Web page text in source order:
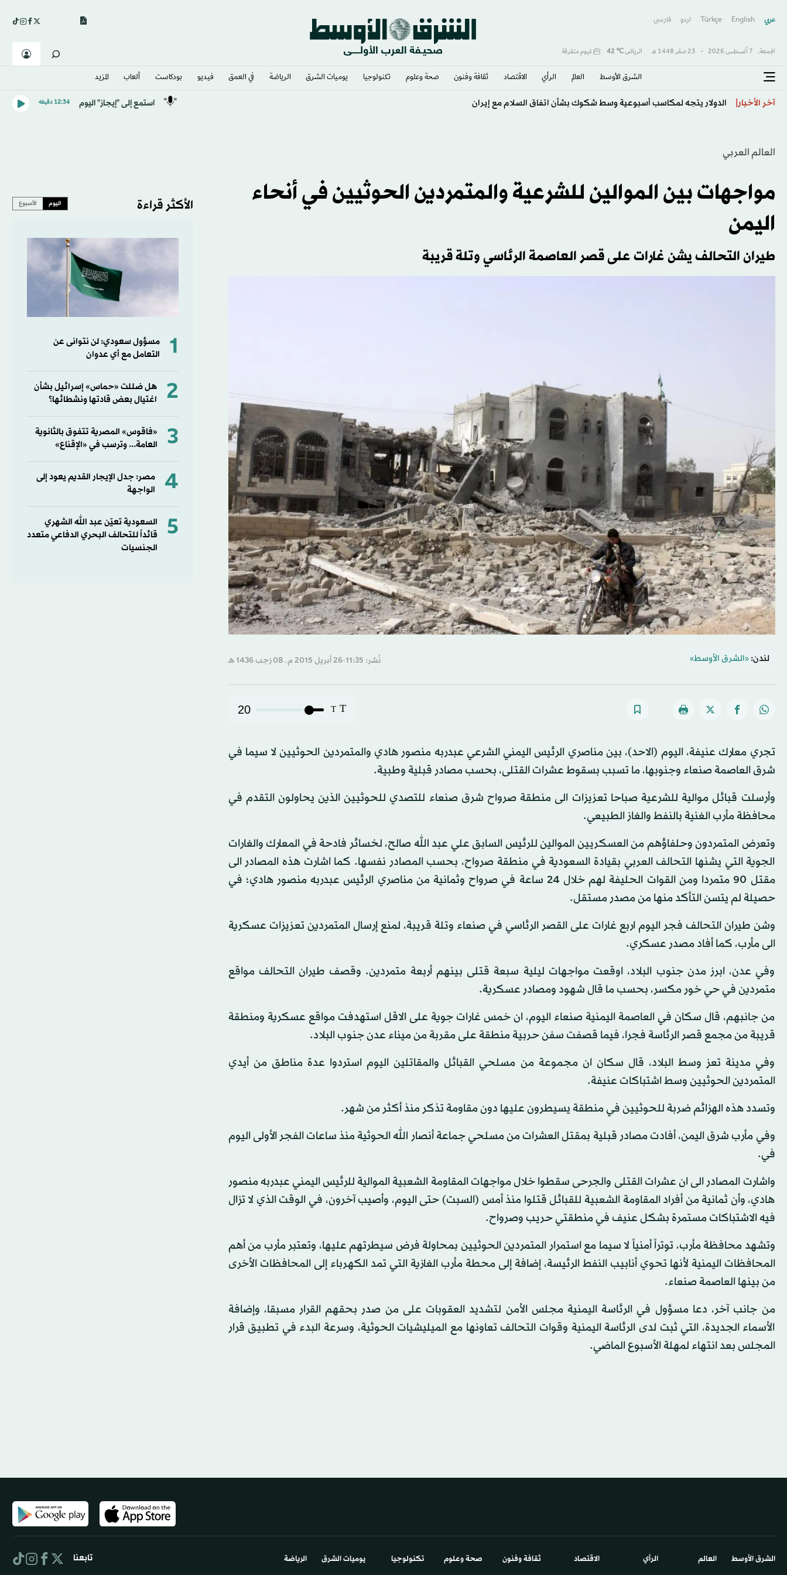
عربي English
Türkçe اردو فارسى
الجمعة, 7 أغسطس 2026 - 23 صفَر 1448 هـ الرياض℃
42 غيوم متفرقة
الشرق الأوسط​ العالم الرأي الاقتصاد ثقافة وفنون صحة وعلوم تكنولوجيا يوميات الشرق​ الرياضة في العمق فيديو بودكاست ألعاب المزيد
آخر الأخبار
الذكاء الاصطناعي يبتكر فيروسات جديدة... إنجاز علمي يثير مخاوف أمنية
استمع إلى "إيجاز" اليوم 12:34 دقيقه
العالم العربي
مواجهات بين الموالين للشرعية والمتمردين الحوثيين في أنحاء
اليمن
طيران التحالف يشن غارات على قصر العاصمة الرئاسي وتلة قريبة
لندن: «الشرق الأوسط» نُشر: 11:35-26 أبريل 2015 م ـ 08 رَجب 1436 هـ
T
T
20
تجري معارك عنيفة، اليوم (الاحد)، بين مناصري الرئيس اليمني الشرعي عبدربه منصور هادي والمتمردين الحوثيين لا سيما في
شرق العاصمة صنعاء وجنوبها، ما تسبب بسقوط عشرات القتلى، بحسب مصادر قبلية وطبية.
وأرسلت قبائل موالية للشرعية صباحا تعزيزات الى منطقة صرواح شرق صنعاء للتصدي للحوثيين الذين يحاولون التقدم في
محافظة مأرب الغنية بالنفط والغاز الطبيعي.
وتعرض المتمردون وحلفاؤهم من العسكريين الموالين للرئيس السابق علي عبد الله صالح، لخسائر فادحة في المعارك والغارات
الجوية التي يشنها التحالف العربي بقيادة السعودية في منطقة صرواح، بحسب المصادر نفسها. كما اشارت هذه المصادر الى
مقتل 90 متمردا ومن القوات الحليفة لهم خلال 24 ساعة في صرواح وثمانية من مناصري الرئيس عبدربه منصور هادي؛ في
حصيلة لم يتسن التأكد منها من مصدر مستقل.
وشن طيران التحالف فجر اليوم اربع غارات على القصر الرئاسي في صنعاء وتلة قريبة، لمنع إرسال المتمردين تعزيزات عسكرية
الى مأرب، كما أفاد مصدر عسكري.
وفي عدن، ابرز مدن جنوب البلاد، اوقعت مواجهات ليلية سبعة قتلى بينهم أربعة متمردين. وقصف طيران التحالف مواقع
متمردين في حي خور مكسر، بحسب ما قال شهود ومصادر عسكرية.
من جانبهم، قال سكان في العاصمة اليمنية صنعاء اليوم، ان خمس غارات جوية على الاقل استهدفت مواقع عسكرية ومنطقة
قريبة من مجمع قصر الرئاسة فجرا، فيما قصفت سفن حربية منطقة على مقربة من ميناء عدن جنوب البلاد.
وفي مدينة تعز وسط البلاد، قال سكان ان مجموعة من مسلحي القبائل والمقاتلين اليوم استردوا عدة مناطق من أيدي
المتمردين الحوثيين وسط اشتباكات عنيفة.
وتسدد هذه الهزائم ضربة للحوثيين في منطقة يسيطرون عليها دون مقاومة تذكر منذ أكثر من شهر.
وفي مأرب شرق اليمن، أفادت مصادر قبلية بمقتل العشرات من مسلحي جماعة أنصار الله الحوثية منذ ساعات الفجر الأولى اليوم
في.
واشارت المصادر الى ان عشرات القتلى والجرحى سقطوا خلال مواجهات المقاومة الشعبية الموالية للرئيس اليمني عبدربه منصور
هادي، وأن ثمانية من أفراد المقاومة الشعبية للقبائل قتلوا منذ أمس (السبت) حتى اليوم، وأصيب آخرون، في الوقت الذي لا تزال
فيه الاشتباكات مستمرة بشكل عنيف في منطقتي حريب وصرواح.
وتشهد محافظة مأرب، توتراً أمنياً لا سيما مع استمرار المتمردين الحوثيين بمحاولة فرض سيطرتهم عليها، وتعتبر مأرب من أهم
المحافظات اليمنية لأنها تحوي أنابيب النفط الرئيسة، إضافة إلى محطة مأرب الغازية التي تمد الكهرباء إلى المحافظات الأخرى
من بينها العاصمة صنعاء.
من جانب آخر، دعا مسؤول في الرئاسة اليمنية مجلس الأمن لتشديد العقوبات على من صدر بحقهم القرار مسبقا، وإضافة
الأسماء الجديدة، التي ثبت لدى الرئاسة اليمنية وقوات التحالف تعاونها مع الميليشيات الحوثية، وسرعة البدء في تطبيق قرار
المجلس بعد انتهاء لمهلة الأسبوع الماضي.
الأكثر قراءة اليوم الأسبوع
1
مسؤول سعودي: لن نتوانى عن
التعامل مع أي عدوان
2
هل ضللت «حماس» إسرائيل بشأن
اغتيال بعض قادتها ونشطائها؟
3
«فاقوس» المصرية تتفوق بالثانوية
العامة... وترسب في «الإقناع»
4
مصر: جدل الإيجار القديم يعود إلى
الواجهة
5
السعودية تعيّن عبد الله الشهري
قائداً للتحالف البحري الدفاعي متعدد
الجنسيات
الشرق الأوسط​ العالم الرأي الاقتصاد ثقافة وفنون صحة وعلوم تكنولوجيا يوميات الشرق​ الرياضة تابعنا